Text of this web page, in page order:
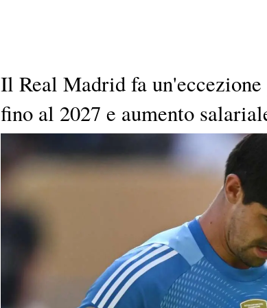
Il Real Madrid fa
fino al 2027 e aumento